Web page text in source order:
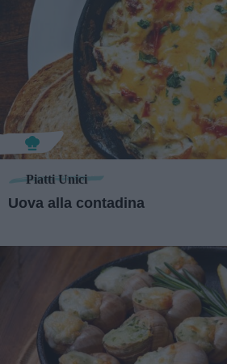
Piatti Unici
Uova alla contadina